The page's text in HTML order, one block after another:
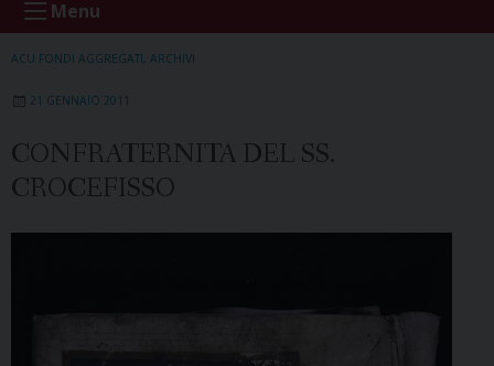
Menu
ACU FONDI AGGREGATI ARCHIVI
21 GENNAIO 2011
CONFRATERNITA DEL SS.
CROCEFISSO